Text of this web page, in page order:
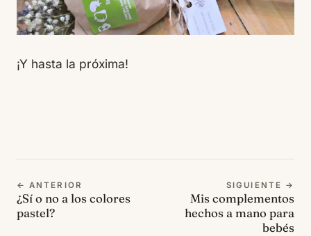
¡Y hasta la próxima!
← ANTERIOR
¿Sí o no a los colores
pastel?
SIGUIENTE →
Mis complementos
hechos a mano para
bebés